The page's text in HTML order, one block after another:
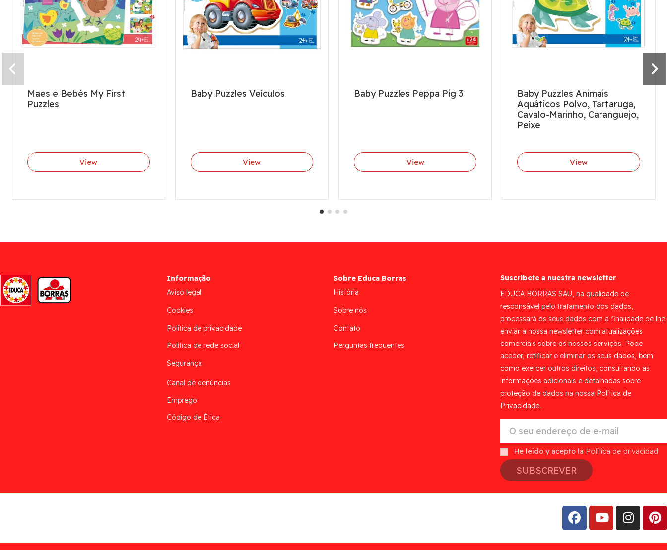
Maes e Bebés My First
Puzzles
View
Baby Puzzles Veículos
View
Baby Puzzles Peppa Pig 3
View
Baby Puzzles Animais
Aquáticos Polvo, Tartaruga,
Cavalo-Marinho, Caranguejo,
Peixe
View
Informação
Aviso legal
Cookies
Política de privacidade
Política de rede social
Segurança
Canal de denúncias
Emprego
Código de Ética
Sobre Educa Borras
História
Sobre nós
Contato
Perguntas frequentes
Suscríbete a nuestra newsletter
EDUCA BORRAS SAU, na qualidade de
responsável pelo tratamento dos dados,
processará os seus dados com a finalidade de lhe
enviar a nossa newsletter com atualizações
comerciais sobre os nossos serviços. Pode
aceder, retificar e eliminar os seus dados, bem
como exercer outros direitos, consultando as
informações adicionais e detalhadas sobre
proteção de dados na nossa Política de
Privacidade.
He leído y acepto la Política de privacidad
SUBSCREVER